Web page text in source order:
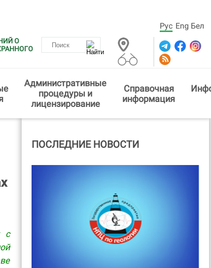
Рус Eng Бел
О
Административные
процедуры и
лицензирование
Справочная
информация
с
ПОСЛЕДНИЕ НОВОСТИ